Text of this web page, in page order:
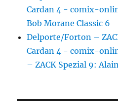
Cardan 4 - comix-
Bob Morane Classic 6
Delporte/Forton –
Cardan 4 - comix-
– ZACK Spezial 9: